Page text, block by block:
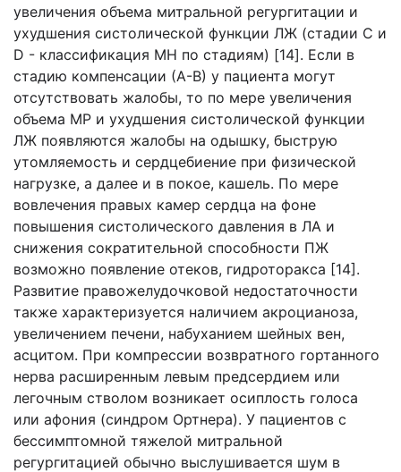
увеличения объема митральной регургитации и
ухудшения систолической функции ЛЖ (стадии С и
D - классификация МН по стадиям) [14]. Если в
стадию компенсации (А-В) у пациента могут
отсутствовать жалобы, то по мере увеличения
объема МР и ухудшения систолической функции
ЛЖ появляются жалобы на одышку, быструю
утомляемость и сердцебиение при физической
нагрузке, а далее и в покое, кашель. По мере
вовлечения правых камер сердца на фоне
повышения систолического давления в ЛА и
снижения сократительной способности ПЖ
возможно появление отеков, гидроторакса [14].
Развитие правожелудочковой недостаточности
также характеризуется наличием акроцианоза,
увеличением печени, набуханием шейных вен,
асцитом. При компрессии возвратного гортанного
нерва расширенным левым предсердием или
легочным стволом возникает осиплость голоса
или афония (синдром Ортнера). У пациентов с
бессимптомной тяжелой митральной
регургитацией обычно выслушивается шум в